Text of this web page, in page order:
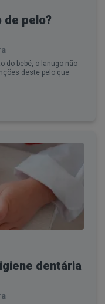
de pelo?
do bebé, o lanugo não
deste pelo que
dentária